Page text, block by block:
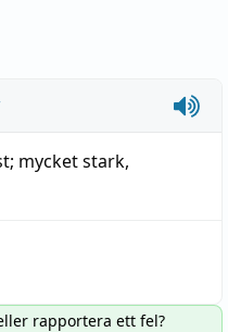
; mycket stark,
rapportera ett fel?